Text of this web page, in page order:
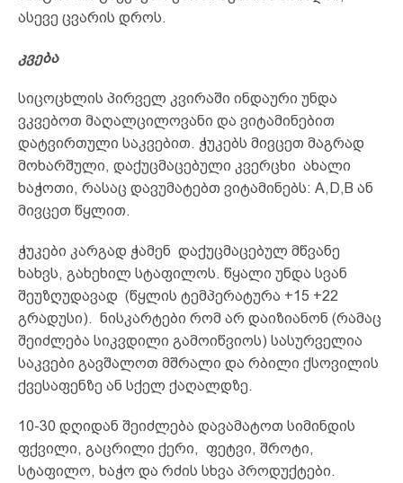
ასევე ცვარის დროს.
კვება
სიცოცხლის პირველ კვირაში ინდაური უნდა
ვკვებოთ მაღალცილოვანი და ვიტამინებით
დატვირთული საკვებით. ჭუკებს მივცეთ მაგრად
მოხარშული, დაქუცმაცებული კვერცხი ახალი
ხაჭოთი, რასაც დავუმატებთ ვიტამინებს: A,D,B ან
მივცეთ წყლით.
ჭუკები კარგად ჭამენ დაქუცმაცებულ მწვანე
ხახვს, გახეხილ სტაფილოს. წყალი უნდა სვან
შეუზღუდავად (წყლის ტემპერატურა +15 +22
გრადუსი). ნისკარტები რომ არ დაიზიანონ (რამაც
შეიძლება სიკვდილი გამოიწვიოს) სასურველია
საკვები გავშალოთ მშრალი და რბილი ქსოვილის
ქვესაფენზე ან სქელ ქაღალდზე.
10-30 დღიდან შეიძლება დავამატოთ სიმინდის
ფქვილი, გაცრილი ქერი, ფეტვი, შროტი,
სტაფილო, ხაჭო და რძის სხვა პროდუქტები.